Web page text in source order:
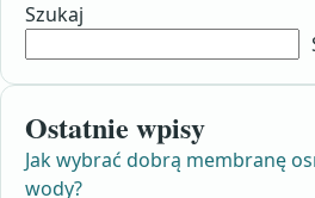
Szukaj
Ostatnie wpisy
Jak wybrać dobrą membranę
wody?